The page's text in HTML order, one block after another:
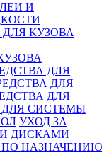
И
КУЗОВА
ДЛЯ
ДЛЯ
ДЛЯ
ДЛЯ СИСТЕМЫ
УХОД ЗА
ДИСКАМИ
ПО НАЗНАЧЕНИЮ